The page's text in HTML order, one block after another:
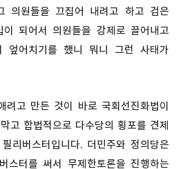
의원들을 끄집어 내려고 하고 검은
이 되어서 의원들을 강제로 끌어내고
엎어치기를 했니 뭐니 그런 사태가
려고 만든 것이 바로 국회선진화법이
고 합법적으로 다수당의 횡포를 견제
리버스터입니다. 더민주와 정의당은
스터를 써서 무제한토론을 진행하는